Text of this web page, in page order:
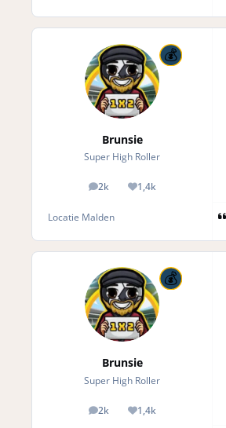
Brunsie
Super High Roller
2k
posts 1,4k
Reputation
Locatie Malden
Brunsie
Super High Roller
2k
posts 1,4k
Reputation